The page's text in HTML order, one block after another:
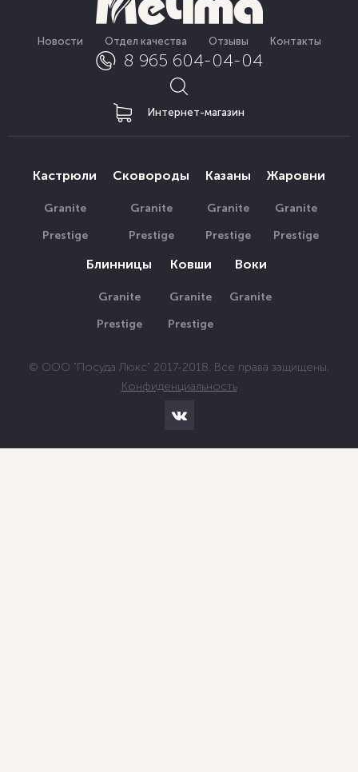
Новости Отдел качества Отзывы Контакты
8 965 604-04-04
Интернет-магазин
Кастрюли
Granite
Prestige
Сковороды
Granite
Prestige
Казаны
Granite
Prestige
Жаровни
Granite
Prestige
Блинницы
Granite
Prestige
Ковши
Granite
Prestige
Воки
Granite
© ООО "Посуда Люкс" 2017-2018. Все права защищены.
Конфиденциальность